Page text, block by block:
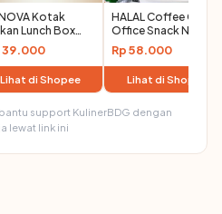
Kotak
Lunch Box
Food Grade
Free AMAN
Tempat
Kantor
Makan PP
Putih)
39.000
Lihat di Shopee
HALAL Coffee Candy
Office Snack Non-
Dairy
Rp 58.000
Lihat di Shopee
support KulinerBDG dengan
lewat link ini